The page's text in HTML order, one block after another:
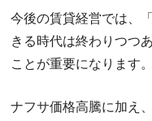
今後の賃貸経営では、
きる時代は終わりつつ
ことが重要になります。
ナフサ価格高騰に加え